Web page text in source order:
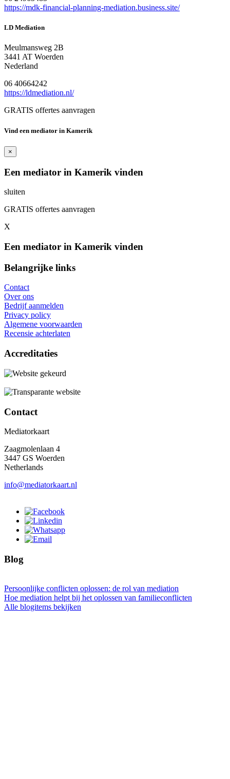
https://mdk-financial-planning-mediation.business.site/
LD Mediation
Meulmansweg 2B
3441 AT Woerden
Nederland
06 40664242
https://ldmediation.nl/
GRATIS offertes aanvragen
Vind een mediator in Kamerik
×
Een mediator in Kamerik vinden
sluiten
GRATIS offertes aanvragen
X
Een mediator in Kamerik vinden
Belangrijke links
Contact
Over ons
Bedrijf aanmelden
Privacy policy
Algemene voorwaarden
Recensie achterlaten
Accreditaties
Contact
Mediatorkaart
Zaagmolenlaan 4
3447 GS Woerden
Netherlands
info@mediatorkaart.nl
Blog
Persoonlijke conflicten oplossen: de rol van mediation
Hoe mediation helpt bij het oplossen van familieconflicten
Alle blogitems bekijken